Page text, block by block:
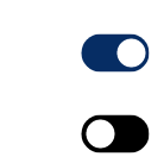
Tool.